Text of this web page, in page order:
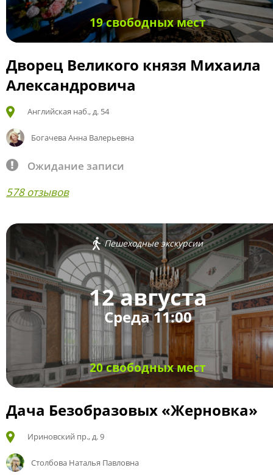
19 свободных мест
Дворец Великого князя Михаила
Александровича
Английская наб., д. 54
Богачева Анна Валерьевна
Ожидание записи
578 отзывов
Пешеходные экскурсии
12 августа
Среда 11:00
20 свободных мест
Дача Безобразовых «Жерновка»
Ириновский пр., д. 9
Столбова Наталья Павловна